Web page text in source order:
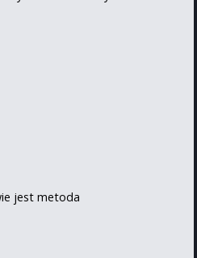
jest metoda